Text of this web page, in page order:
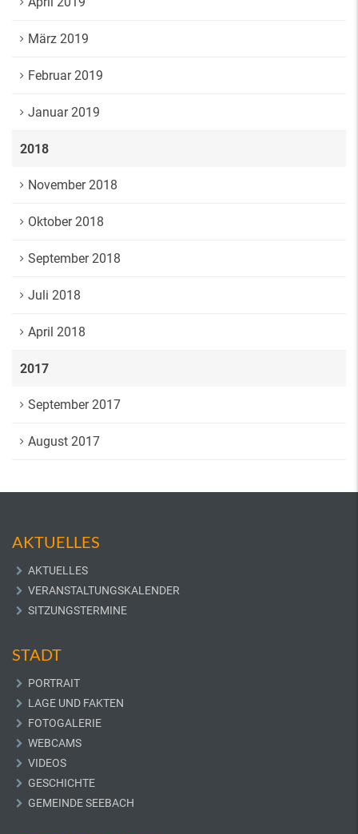
März 2019
Februar 2019
Januar 2019
2018
November 2018
Oktober 2018
September 2018
Juli 2018
April 2018
2017
September 2017
August 2017
AKTUELLES
AKTUELLES
VERANSTALTUNGSKALENDER
SITZUNGSTERMINE
STADT
PORTRAIT
LAGE UND FAKTEN
FOTOGALERIE
WEBCAMS
VIDEOS
GESCHICHTE
GEMEINDE SEEBACH